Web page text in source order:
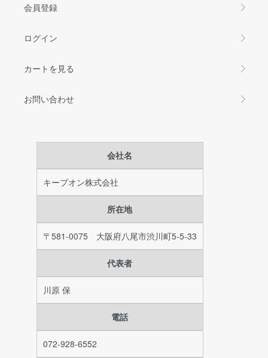
会員登録
ログイン
カートを見る
お問い合わせ
会社名
キープオン株式会社
所在地
〒581-0075 大阪府八尾市渋川町5-5-33
代表者
川原 保
電話
072-928-6552